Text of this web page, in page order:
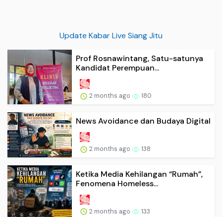
Update Kabar Live Siang Jitu
Prof Rosnawintang, Satu-satunya
Kandidat Perempuan...
2 months ago 180
News Avoidance dan Budaya Digital
2 months ago 138
Ketika Media Kehilangan “Rumah”,
Fenomena Homeless...
2 months ago 133